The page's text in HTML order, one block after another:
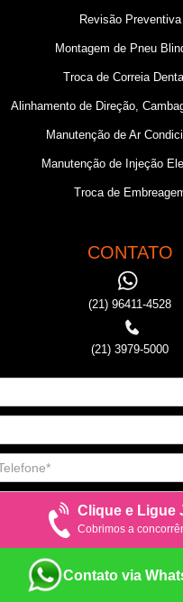
Revisão Preventiva
Montagem de Pneu
Troca de Correia
Alinhamento de Direção,
Manutenção de Ar
Manutenção de Injeção
Troca de
CONTATO
(21) 96411-4528
(21) 3979-5000
Clique e Ligue
Cobrimos a
Contato via